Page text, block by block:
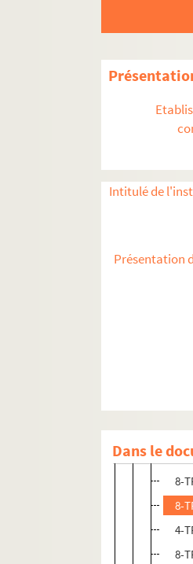
Intitulé de
Présentation
Dans le
8-
4-
4-
8-
4-
8-
8-
8-
8-
4-
8-